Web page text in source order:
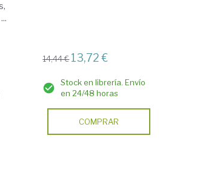
14,44 € 13,72 €
Stock en librería. Envío
en 24/48 horas
COMPRAR